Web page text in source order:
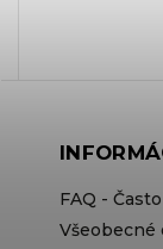
FAQ -